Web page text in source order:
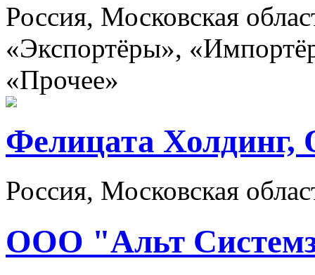
Россия, Московская
«Экспортёры»,
«Прочее»
Фелицата
Россия, Московская
ООО "Альт